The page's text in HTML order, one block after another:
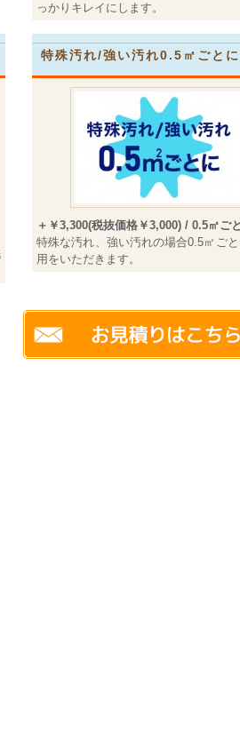
っかりキレイにします。
特殊汚れ/強い汚れ0.5㎡ごとに
＋￥3,300(税抜価格￥3,000) / 0.5㎡ご
特殊な汚れ、強い汚れの場合0.5㎡ご
用をいただきます。